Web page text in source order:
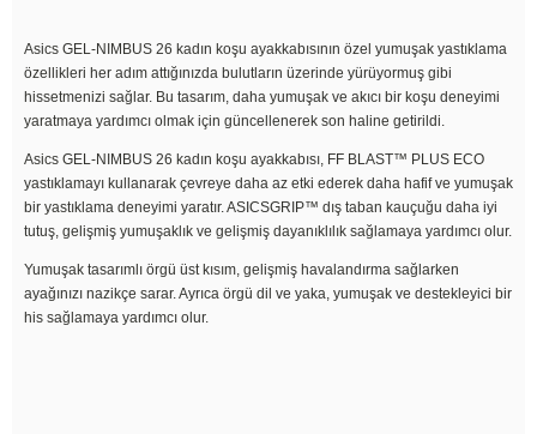
Asics GEL-NIMBUS 26 kadın koşu ayakkabısının özel yumuşak yastıklama
özellikleri her adım attığınızda bulutların üzerinde yürüyormuş gibi
hissetmenizi sağlar. Bu tasarım, daha yumuşak ve akıcı bir koşu deneyimi
yaratmaya yardımcı olmak için güncellenerek son haline getirildi.
Asics GEL-NIMBUS 26 kadın koşu ayakkabısı, FF BLAST™ PLUS ECO
yastıklamayı kullanarak çevreye daha az etki ederek daha hafif ve yumuşak
bir yastıklama deneyimi yaratır. ASICSGRIP™ dış taban kauçuğu daha iyi
tutuş, gelişmiş yumuşaklık ve gelişmiş dayanıklılık sağlamaya yardımcı olur.
Yumuşak tasarımlı örgü üst kısım, gelişmiş havalandırma sağlarken
ayağınızı nazikçe sarar. Ayrıca örgü dil ve yaka, yumuşak ve destekleyici bir
his sağlamaya yardımcı olur.